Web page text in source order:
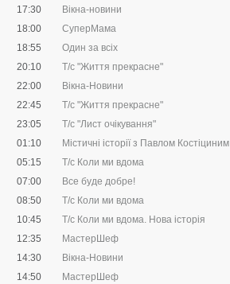
17:30
Вікна-новини
18:00
СуперМама
18:55
Один за всіх
20:10
Т/с "Життя прекрасне"
22:00
Вікна-Новини
22:45
Т/с "Життя прекрасне"
23:05
Т/с "Лист очікування"
01:10
Містичні історії з Павлом Костіциним
05:15
Т/с Коли ми вдома
07:00
Все буде добре!
08:50
Т/с Коли ми вдома
10:45
Т/с Коли ми вдома. Нова історія
12:35
МастерШеф
14:30
Вікна-Новини
14:50
МастерШеф